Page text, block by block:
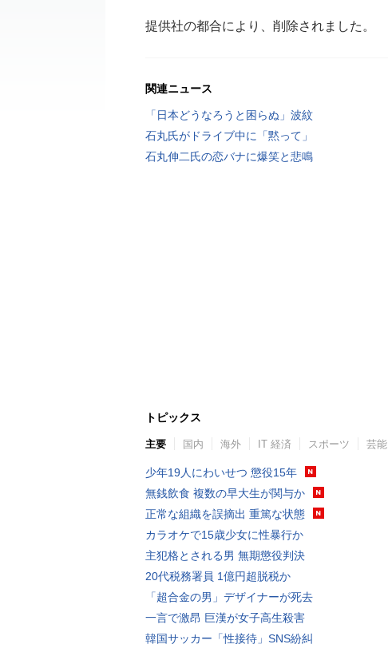
提供社の都合により、削除されました。
関連ニュース
「日本どうなろうと困らぬ」波紋
石丸氏がドライブ中に「黙って」
石丸伸二氏の恋バナに爆笑と悲鳴
トピックス
主要 国内 海外 IT 経済 スポーツ 芸能
少年19人にわいせつ 懲役15年
無銭飲食 複数の早大生が関与か
正常な組織を誤摘出 重篤な状態
カラオケで15歳少女に性暴行か
主犯格とされる男 無期懲役判決
20代税務署員 1億円超脱税か
「超合金の男」デザイナーが死去
一言で激昂 巨漢が女子高生殺害
韓国サッカー「性接待」SNS紛糾